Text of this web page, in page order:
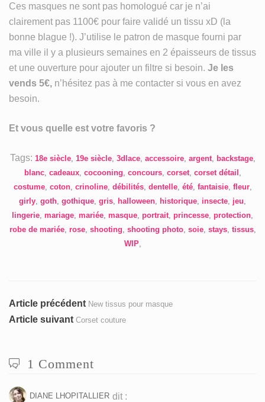
Ces masques ne sont pas homologué car je n’ai
clairement pas 1100€ pour faire validé un tissu xD (la
bonne blague !). J’utilise le patron de masque fourni par
ma ville il y a plusieurs semaines en 2 épaisseurs de tissus
et une ouverture pour ajouter un filtre si besoin. Je les
vends 5€, n’hésitez pas à me contacter si vous en avez
besoin.
Et vous quelle est votre favoris ?
Tags: 18e siècle, 19e siècle, 3dlace, accessoire, argent, backstage,
blanc, cadeaux, cocooning concours, corset, corset détail
costume, coton, crinoline, débilités, dentelle, été, fantaisie, fleur,
girly goth gothique gris halloween historique insecte jeu
lingerie mariage mariée masque portrait princesse protection
robe de mariée, rose, shooting shooting photo, soie, stays, tissus,
WIP,
Navigation
de
Article précédent Article
précédent
New tissus pour masque
Article suivant Article
Corset couture
1 Comment
DIANE LHOPITALLIER dit :